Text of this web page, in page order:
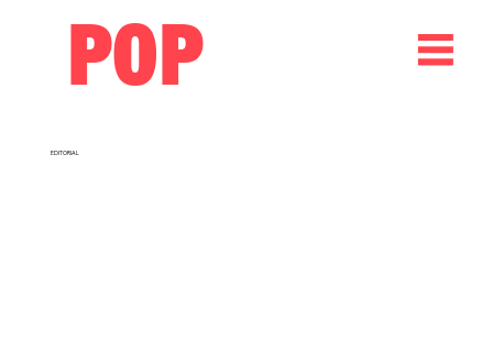
EDITORIAL
POP